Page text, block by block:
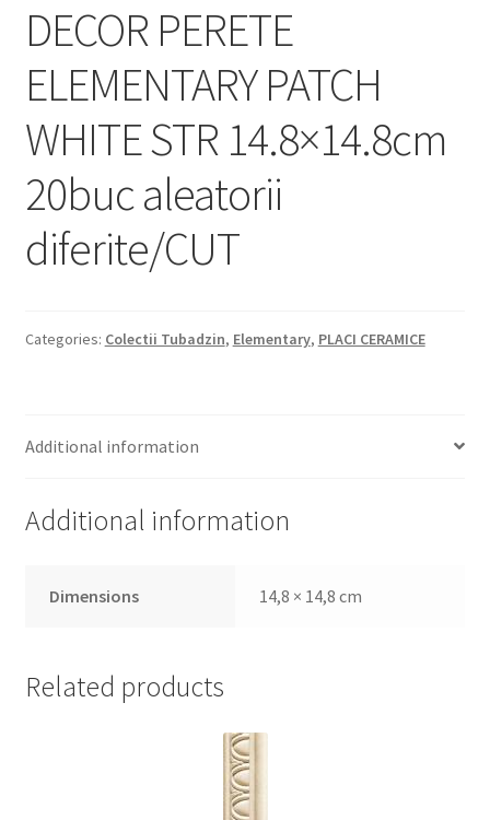
Magazin
Plată
DECOR PERETE
ELEMENTARY PATCH
WHITE STR 14.8×14.8cm
20buc aleatorii
diferite/CUT
Categories: Colectii Tubadzin, Elementary, PLACI CERAMICE
Additional information
Additional information
Dimensions 14,8 × 14,8 cm
Related products